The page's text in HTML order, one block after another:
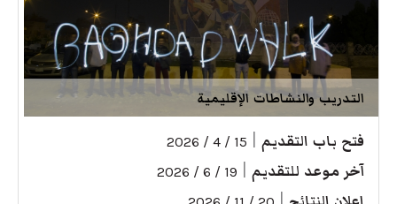
التدريب والنشاطات الإقليمية
فتح باب التقديم 15 / 4 / 2026
آخر موعد للتقديم 19 / 6 / 2026
إعلان النتائج